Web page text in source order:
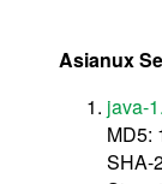
Asianux
java-
MD5:
SHA-